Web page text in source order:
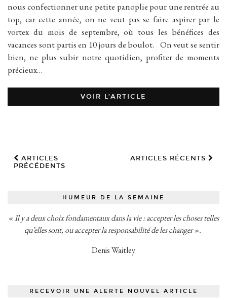
nous confectionner une petite panoplie pour une rentrée au
top, car cette année, on ne veut pas se faire aspirer par le
vortex du mois de septembre, où tous les bénéfices des
vacances sont partis en 10 jours de boulot. On veut se sentir
bien, ne plus subir notre quotidien, profiter de moments
précieux…
VOIR L’ARTICLE
ARTICLES
PRÉCÉDENTS
ARTICLES RÉCENTS
HUMEUR DE LA SEMAINE
« Il y a deux choix fondamentaux dans la vie : accepter les choses telles
qu’elles sont, ou accepter la responsabilité de les changer ».
Denis Waitley
RECEVOIR UNE ALERTE NOUVEL ARTICLE